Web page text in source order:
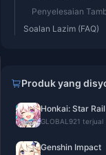
Penyelesaian
Soalan Lazim (FAQ)
Produk yang
Honkai: Star Rail
GLOBAL 921 terjual
Genshin Impact